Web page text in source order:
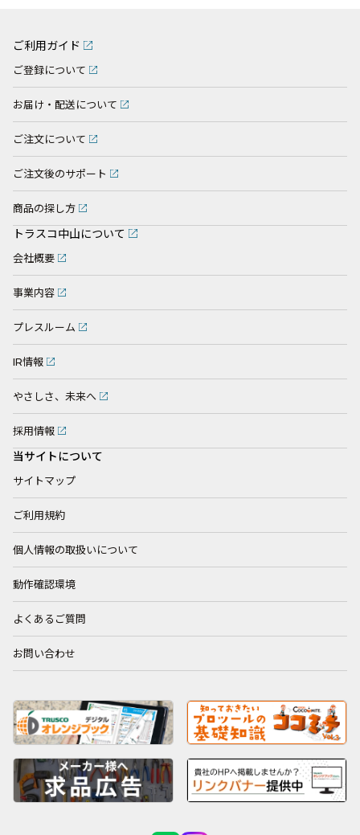
ご利用ガイド
ご登録について
お届け・配送について
ご注文について
ご注文後のサポート
商品の探し方
トラスコ中山について
会社概要
事業内容
プレスルーム
IR情報
やさしさ、未来へ
採用情報
当サイトについて
サイトマップ
ご利用規約
個人情報の取扱いについて
動作確認環境
よくあるご質問
お問い合わせ